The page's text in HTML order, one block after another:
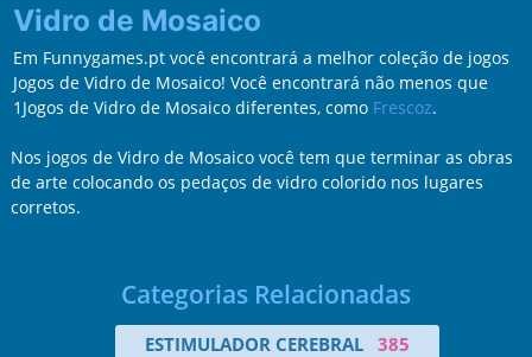
Vidro de Mosaico
Em Funnygames.pt você encontrará a melhor coleção de jogos
Jogos de Vidro de Mosaico! Você encontrará não menos que
1Jogos de Vidro de Mosaico diferentes, como Frescoz.
Nos jogos de Vidro de Mosaico você tem que terminar as obras
de arte colocando os pedaços de vidro colorido nos lugares
corretos.
Categorias Relacionadas
ESTIMULADOR CEREBRAL 385